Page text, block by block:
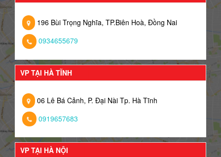
196 Bùi Trọng Nghĩa, TP.Biên Hoà, Đồng Nai
0934655679
VP TẠI HÀ TĨNH
06 Lê Bá Cảnh, P. Đại Nài Tp. Hà Tĩnh
0919657683
VP TẠI HÀ NỘI